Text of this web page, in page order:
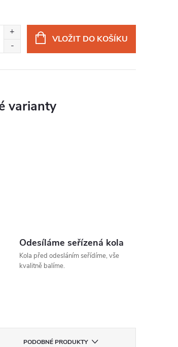
VLOŽIT DO KOŠÍKU
Odesíláme seřízená kola
Kola před odesláním seřídíme, vše
kvalitně balíme.
PODOBNÉ PRODUKTY